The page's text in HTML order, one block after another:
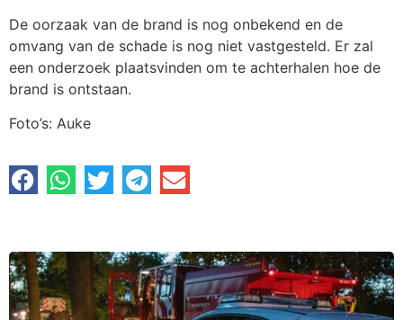
De oorzaak van de brand is nog onbekend en de
omvang van de schade is nog niet vastgesteld. Er zal
een onderzoek plaatsvinden om te achterhalen hoe de
brand is ontstaan.
Foto’s: Auke